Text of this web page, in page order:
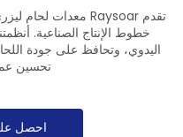
خطوط الإنتاج الصناعية.
تحسين
احصل